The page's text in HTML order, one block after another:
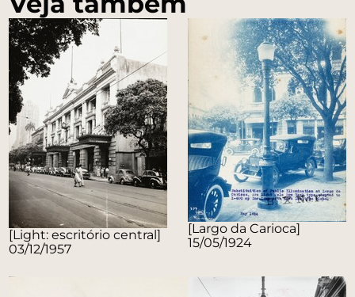
[Light: escritório central]
03/12/1957
[Largo da Carioca]
15/05/1924